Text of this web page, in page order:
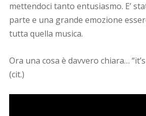
mettendoci tanto entusiasmo. E’
parte e una grande emozione
tutta quella musica.
Ora una cosa è davvero chiara…
(cit.)